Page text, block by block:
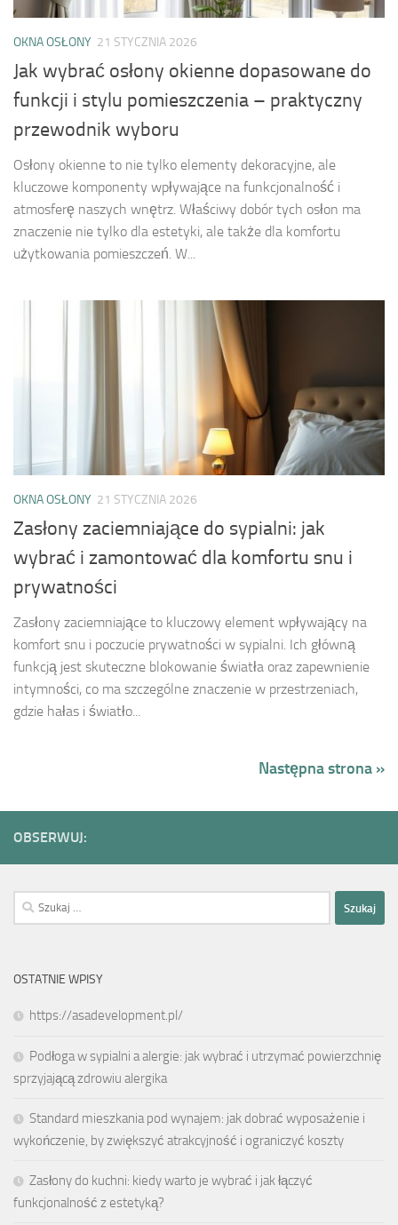
OKNA OSŁONY 21 STYCZNIA 2026
Jak wybrać osłony okienne dopasowane do
funkcji i stylu pomieszczenia – praktyczny
przewodnik wyboru
Osłony okienne to nie tylko elementy dekoracyjne, ale
kluczowe komponenty wpływające na funkcjonalność i
atmosferę naszych wnętrz. Właściwy dobór tych osłon ma
znaczenie nie tylko dla estetyki, ale także dla komfortu
użytkowania pomieszczeń. W...
OKNA OSŁONY 21 STYCZNIA 2026
Zasłony zaciemniające do sypialni: jak
wybrać i zamontować dla komfortu snu i
prywatności
Zasłony zaciemniające to kluczowy element wpływający na
komfort snu i poczucie prywatności w sypialni. Ich główną
funkcją jest skuteczne blokowanie światła oraz zapewnienie
intymności, co ma szczególne znaczenie w przestrzeniach,
gdzie hałas i światło...
Następna strona »
OBSERWUJ:
Szukaj:
OSTATNIE WPISY
https://asadevelopment.pl/
Podłoga w sypialni a alergie: jak wybrać i utrzymać powierzchnię
sprzyjającą zdrowiu alergika
Standard mieszkania pod wynajem: jak dobrać wyposażenie i
wykończenie, by zwiększyć atrakcyjność i ograniczyć koszty
Zasłony do kuchni: kiedy warto je wybrać i jak łączyć
funkcjonalność z estetyką?